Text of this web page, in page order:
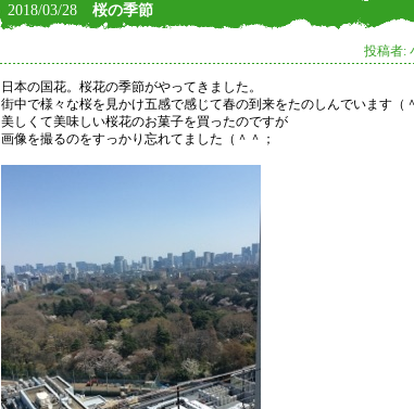
2018/03/28 桜の季節
投稿者:
日本の国花。桜花の季節がやってきました。
街中で様々な桜を見かけ五感で感じて春の到来をたのしんでいます（
美しくて美味しい桜花のお菓子を買ったのですが
画像を撮るのをすっかり忘れてました（＾＾；